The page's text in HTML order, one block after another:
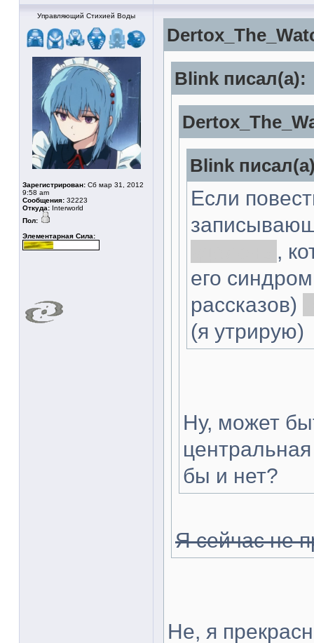
Управляющий Стихией Воды
Зарегистрирован: Сб мар 31, 2012
9:58 am
Сообщения: 32223
Откуда: Interworld
Пол:
Элементарная Сила:
Blink писал(а):
Blink
Если
,
его
рассказов)
(я утрирую)
Ну, может
бы и нет?
Я сейчас не
Не, я